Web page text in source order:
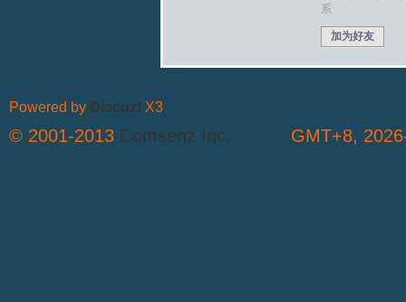
系
加为好友
GMT+8,
Powered by Discuz! X3
© 2001-2013 Comsenz Inc.